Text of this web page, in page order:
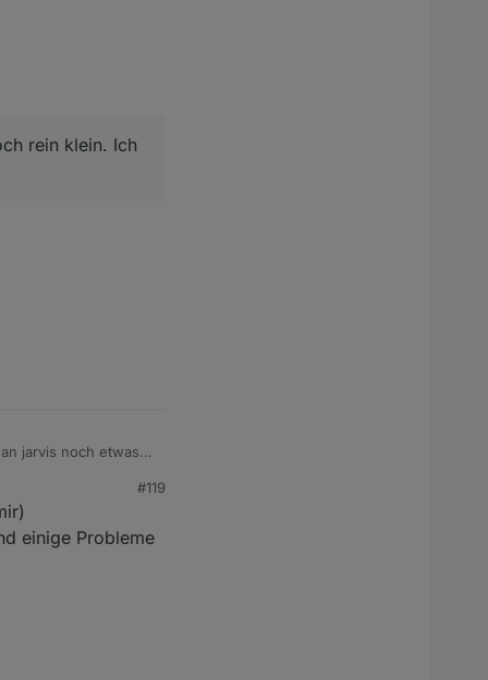
rein klein. Ich
jarvis noch etwas
#119
einige Probleme